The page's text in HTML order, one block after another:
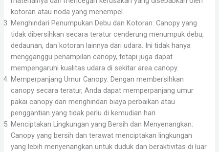
kotoran atau noda yang menempel.
Menghindari Penumpukan Debu dan Kotoran: Canopy yang
tidak dibersihkan secara teratur cenderung menumpuk debu,
dedaunan, dan kotoran lainnya dari udara. Ini tidak hanya
mengganggu penampilan canopy, tetapi juga dapat
mempengaruhi kualitas udara di sekitar area canopy.
Memperpanjang Umur Canopy: Dengan membersihkan
canopy secara teratur, Anda dapat memperpanjang umur
pakai canopy dan menghindari biaya perbaikan atau
penggantian yang tidak perlu di kemudian hari.
Menciptakan Lingkungan yang Bersih dan Menyenangkan:
Canopy yang bersih dan terawat menciptakan lingkungan
yang lebih menyenangkan untuk duduk dan beraktivitas di luar